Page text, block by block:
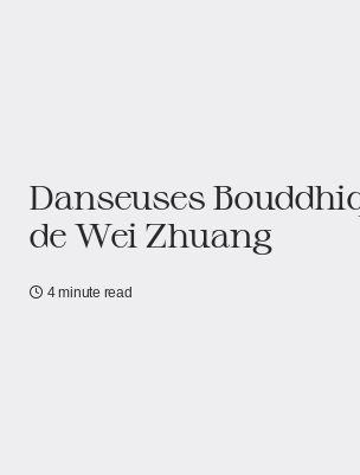
Danseuses
de Wei Zhuang​
4 minute read